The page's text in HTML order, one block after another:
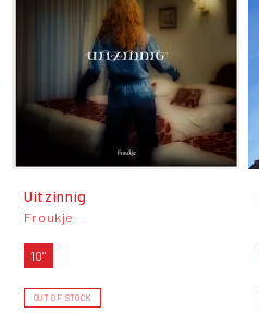
Uitzinnig
Froukje
10"
OUT OF STOCK